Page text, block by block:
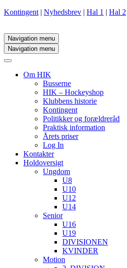
Kontingent | Nyhedsbrev | Hal 1 | Hal 2
Navigation menu
Navigation menu
Om HIK
Busserne
HIK – Hockeyshop
Klubbens historie
Kontingent
Politikker og forældreråd
Praktisk information
Årets priser
Log In
Kontakter
Holdoversigt
Ungdom
U8
U10
U12
U14
Senior
U16
U19
DIVISIONEN
KVINDER
Motion